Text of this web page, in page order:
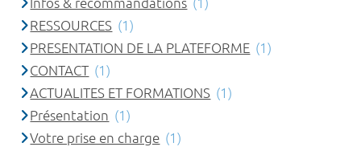
RESSOURCES (1)
PRESENTATION DE LA PLATEFORME (1)
CONTACT (1)
ACTUALITES ET FORMATIONS (1)
Présentation (1)
Votre prise en charge (1)